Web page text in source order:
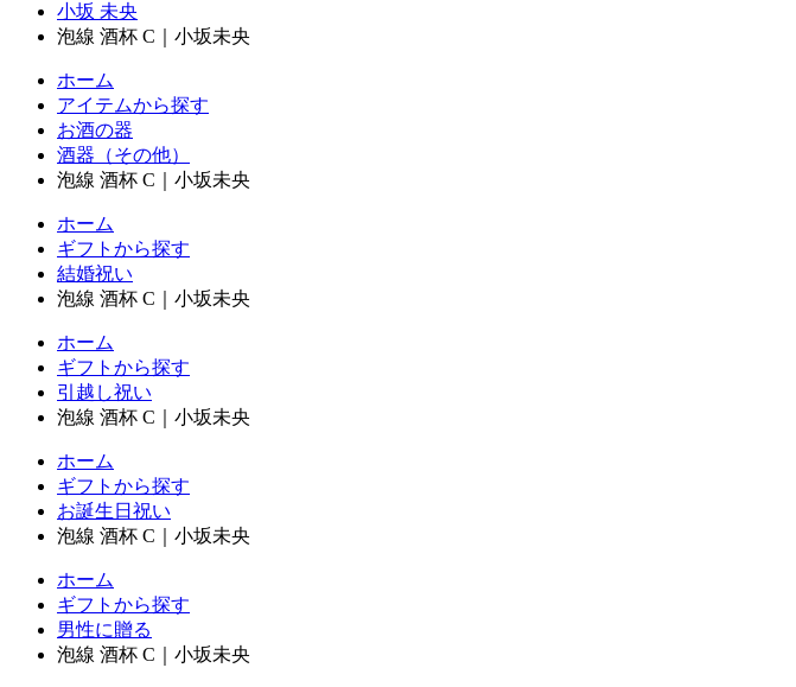
小坂 未央
泡線 酒杯 C｜小坂未央
ホーム
アイテムから探す
お酒の器
酒器（その他）
泡線 酒杯 C｜小坂未央
ホーム
ギフトから探す
結婚祝い
泡線 酒杯 C｜小坂未央
ホーム
ギフトから探す
引越し祝い
泡線 酒杯 C｜小坂未央
ホーム
ギフトから探す
お誕生日祝い
泡線 酒杯 C｜小坂未央
ホーム
ギフトから探す
男性に贈る
泡線 酒杯 C｜小坂未央